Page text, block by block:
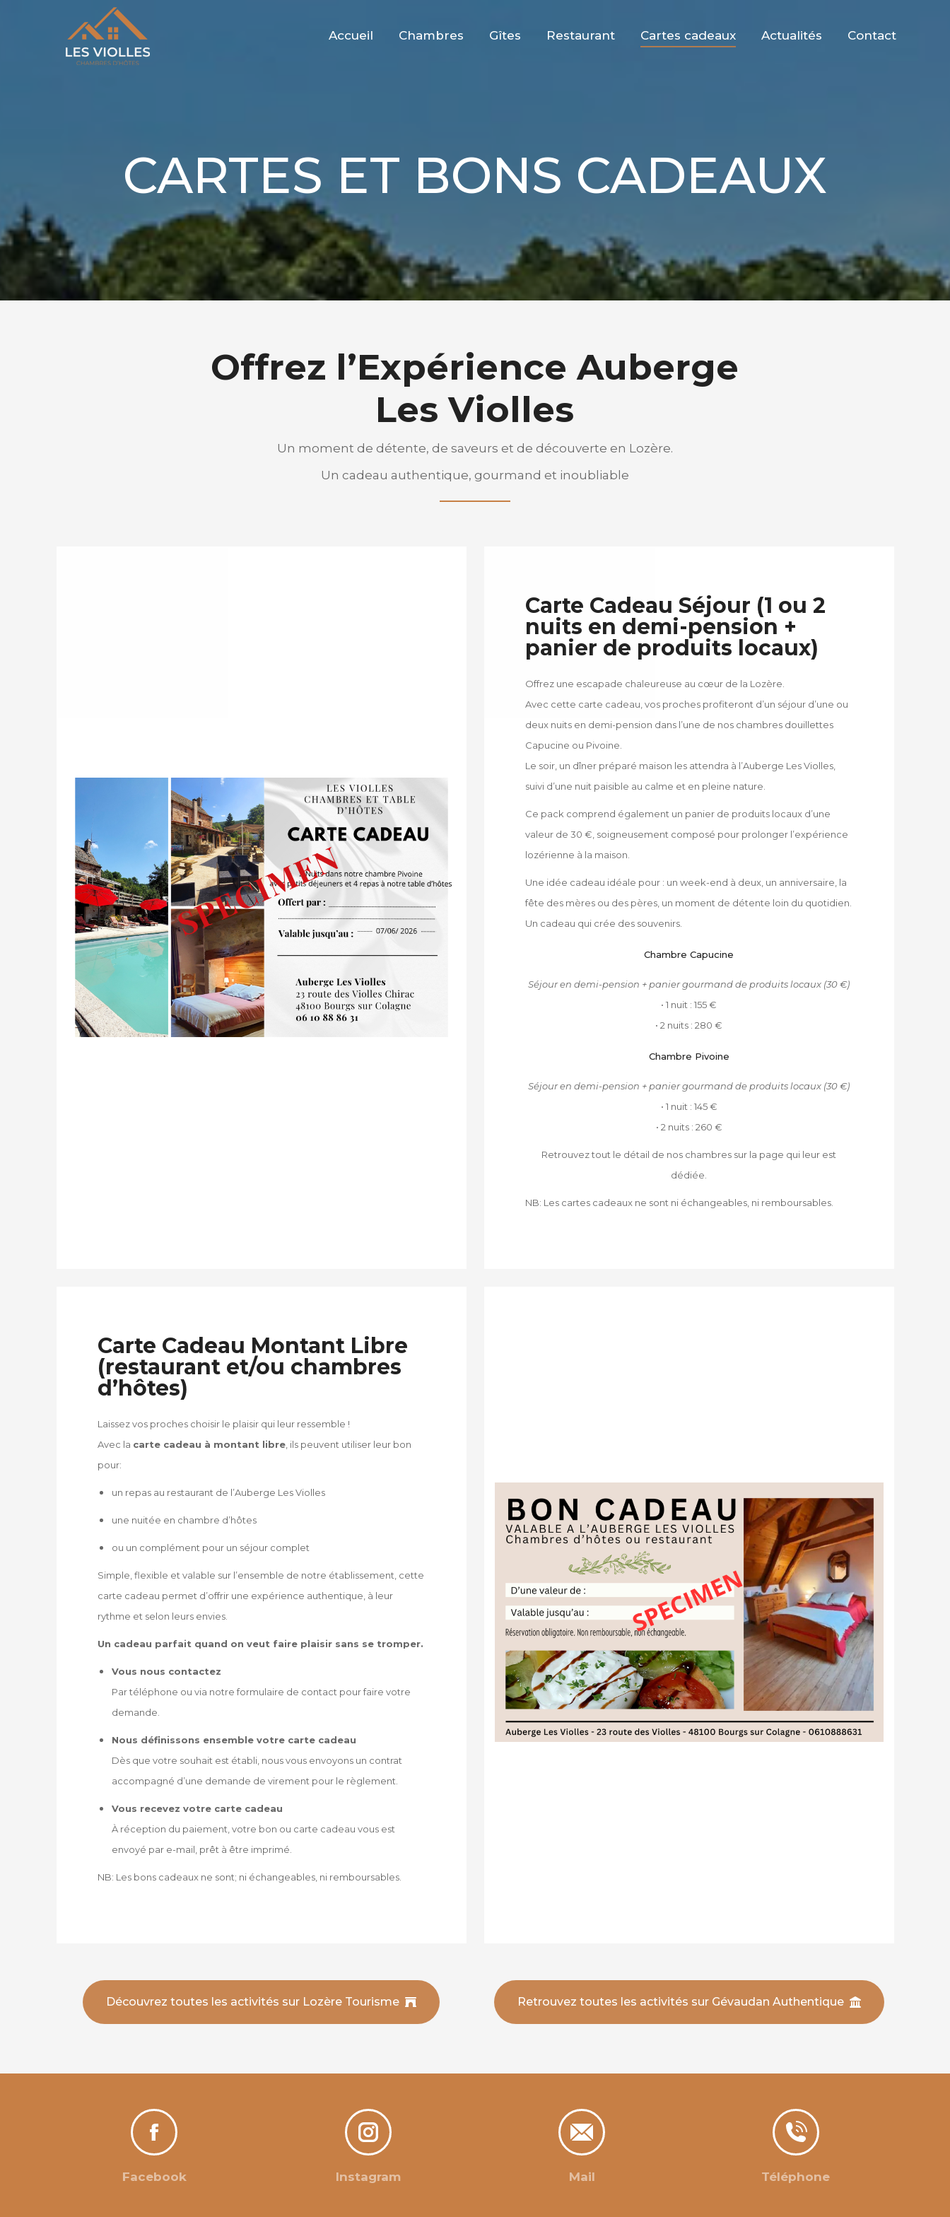
Accueil Chambres Gîtes Restaurant Cartes cadeaux Actualités Contact
CARTES ET BONS CADEAUX
Offrez l’Expérience Auberge
Les Violles
Un moment de détente, de saveurs et de découverte en Lozère.
Un cadeau authentique, gourmand et inoubliable
Carte Cadeau Séjour (1 ou 2
nuits en demi-pension +
panier de produits locaux)
Offrez une escapade chaleureuse au cœur de la Lozère.
Avec cette carte cadeau, vos proches profiteront d’un séjour d’une ou
deux nuits en demi-pension dans l’une de nos chambres douillettes
Capucine ou Pivoine
Le soir, un dîner préparé maison les attendra à l’Auberge Les Violles,
suivi d’une nuit paisible au calme et en pleine nature.
Ce pack comprend également un panier de produits locaux d’une
valeur de 30 € , soigneusement composé pour prolonger l’expérience
lozérienne à la maison.
Une idée cadeau idéale pour : un week-end à deux, un anniversaire, la
fête des mères ou des pères, un moment de détente loin du quotidien.
Un cadeau qui crée des souvenirs.
Chambre Capucine
Séjour en demi-pension + panier gourmand de produits locaux (30 €)
• 1 nuit : 155 €
• 2 nuits : 280 €
Chambre Pivoine
Séjour en demi-pension + panier gourmand de produits locaux (30 €)
• 1 nuit : 145 €
• 2 nuits : 260 €
Retrouvez tout le détail de nos chambres sur la page qui leur est
dédiée.
NB: Les cartes cadeaux ne sont ni échangeables, ni remboursables.
Carte Cadeau Montant Libre
(restaurant et/ou chambres
d’hôtes)
Laissez vos proches choisir le plaisir qui leur ressemble !
Avec la carte cadeau à montant libre, ils peuvent utiliser leur bon
pour:
un repas au restaurant de l’Auberge Les Violles
une nuitée en chambre d’hôtes
ou un complément pour un séjour complet
Simple, flexible et valable sur l’ensemble de notre établissement, cette
carte cadeau permet d’offrir une expérience authentique, à leur
rythme et selon leurs envies.
Un cadeau parfait quand on veut faire plaisir sans se tromper.
Vous nous contactez
Par téléphone ou via notre formulaire de contact pour faire votre
demande.
Nous définissons ensemble votre carte cadeau
Dès que votre souhait est établi, nous vous envoyons un contrat
accompagné d’une demande de virement pour le règlement.
Vous recevez votre carte cadeau
À réception du paiement, votre bon ou carte cadeau vous est
envoyé par e-mail, prêt à être imprimé.
NB: Les bons cadeaux ne sont; ni échangeables, ni remboursables.
Découvrez toutes les activités sur Lozère Tourisme Retrouvez toutes les activités sur Gévaudan Authentique
Facebook Instagram Mail Téléphone